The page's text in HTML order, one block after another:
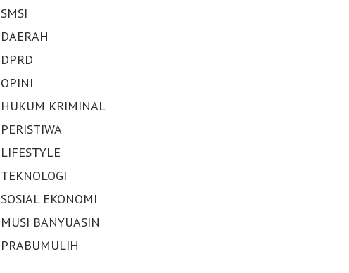
SMSI
DAERAH
DPRD
OPINI
HUKUM KRIMINAL
PERISTIWA
LIFESTYLE
TEKNOLOGI
SOSIAL EKONOMI
MUSI BANYUASIN
PRABUMULIH